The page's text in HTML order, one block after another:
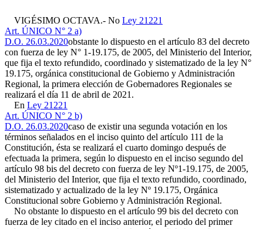
VIGÉSIMO OCTAVA.- No Ley 21221
Art. ÚNICO N° 2 a)
D.O. 26.03.2020obstante lo dispuesto en el artículo 83 del decreto
con fuerza de ley N° 1-19.175, de 2005, del Ministerio del Interior,
que fija el texto refundido, coordinado y sistematizado de la ley N°
19.175, orgánica constitucional de Gobierno y Administración
Regional, la primera elección de Gobernadores Regionales se
realizará el día 11 de abril de 2021.
En Ley 21221
Art. ÚNICO N° 2 b)
D.O. 26.03.2020caso de existir una segunda votación en los
términos señalados en el inciso quinto del artículo 111 de la
Constitución, ésta se realizará el cuarto domingo después de
efectuada la primera, según lo dispuesto en el inciso segundo del
artículo 98 bis del decreto con fuerza de ley Nº1-19.175, de 2005,
del Ministerio del Interior, que fija el texto refundido, coordinado,
sistematizado y actualizado de la ley Nº 19.175, Orgánica
Constitucional sobre Gobierno y Administración Regional.
No obstante lo dispuesto en el artículo 99 bis del decreto con
fuerza de ley citado en el inciso anterior, el periodo del primer